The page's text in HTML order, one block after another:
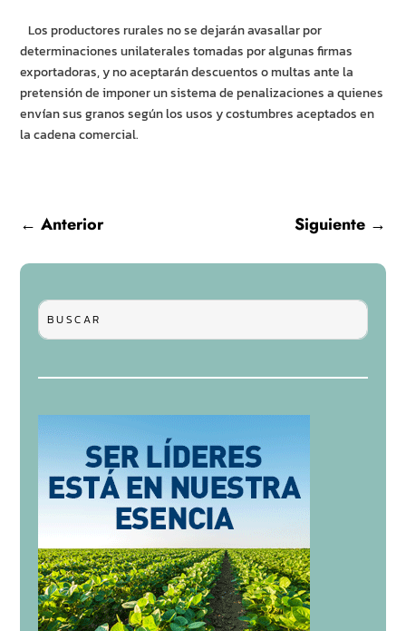
Los productores rurales no se dejarán avasallar por
determinaciones unilaterales tomadas por algunas firmas
exportadoras, y no aceptarán descuentos o multas ante la
pretensión de imponer un sistema de penalizaciones a quienes
envían sus granos según los usos y costumbres aceptados en
la cadena comercial.
←Anterior Siguiente→